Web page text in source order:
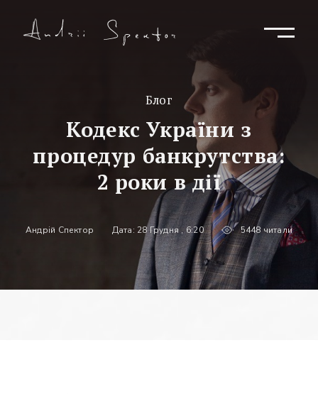
Блог
Кодекс України з
процедур банкрутства:
2 роки в дії
Андрій Спектор Дата: 28 Грудня , 6:20 5448 читали